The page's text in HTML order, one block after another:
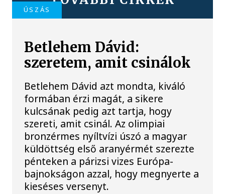
ÚSZÁS
Betlehem Dávid:
szeretem, amit csinálok
Betlehem Dávid azt mondta, kiváló
formában érzi magát, a sikere
kulcsának pedig azt tartja, hogy
szereti, amit csinál. Az olimpiai
bronzérmes nyíltvízi úszó a magyar
küldöttség első aranyérmét szerezte
pénteken a párizsi vizes Európa-
bajnokságon azzal, hogy megnyerte a
kieséses versenyt.